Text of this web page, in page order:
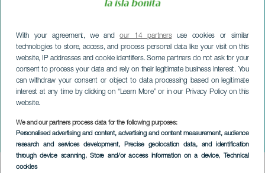
With your agreement, we andour 14 partnersuse cookies or similar
technologies to store, access, and process personal data like your visit on this
website, IP addresses and cookie identifiers. Some partners do not ask for your
consent to process your data and rely on their legitimate business interest. You
can withdraw your consent or object to data processing based on legitimate
interest at any time by clicking on “Learn More” or in our Privacy Policy on this
website.
We and our partners process data for the following purposes:
Personalised advertising and content, advertising and content measurement, audience
research and services development, Precise geolocation data, and identification
through device scanning, Store and/or access information on a device, Technical
cookies
Aduares i konsert
LA PALMA
Imagen